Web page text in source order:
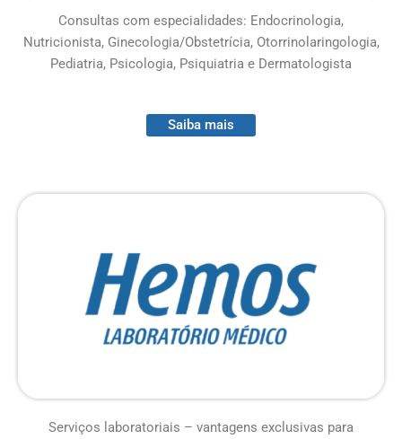
Consultas com especialidades: Endocrinologia,
Nutricionista, Ginecologia/Obstetrícia, Otorrinolaringologia,
Pediatria, Psicologia, Psiquiatria e Dermatologista
Saiba mais
Serviços laboratoriais – vantagens exclusivas para